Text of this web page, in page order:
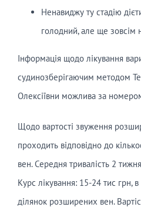
Ненавиджу ту стадію
голодний, але ще зовсім
Інформація щодо лікування
судинозберігаючим методом
Олексіївни можлива за
Щодо вартості звуження
проходить відповідно до
вен. Середня тривалість 2
Курс лікування: 15-24 тис грн, в
ділянок розширених вен.